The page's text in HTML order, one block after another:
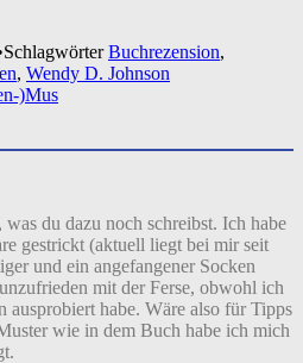
SchlagwörterBuchrezension,
, Wendy D. Johnson
)Mus
du dazu noch schreibst. Ich habe
gestrickt (aktuell liegt bei mir seit
und ein angefangener Socken
mit der Ferse, obwohl ich
ausprobiert habe. Wäre also für Tipps
wie in dem Buch habe ich mich